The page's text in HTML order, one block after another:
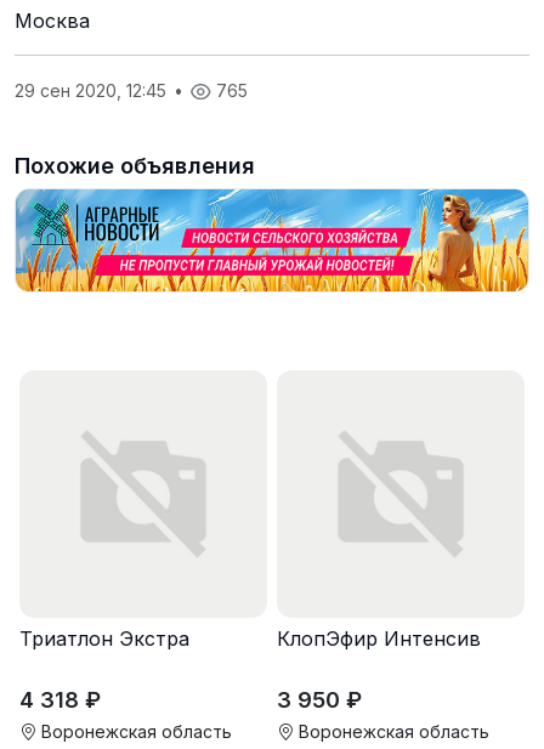
Москва
29 сен 2020, 12:45 • 765
Похожие объявления
Триатлон Экстра
4 318 ₽
Воронежская область
КлопЭфир Интенсив
3 950 ₽
Воронежская область